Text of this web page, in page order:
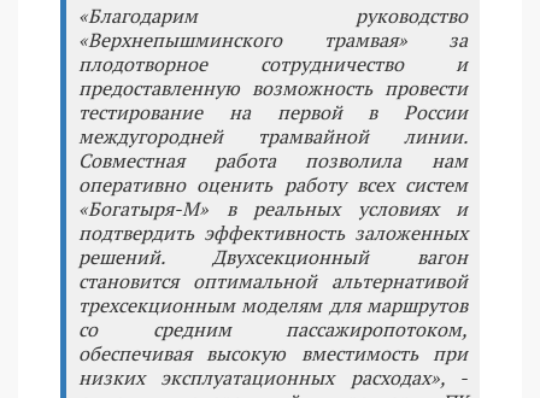
«Благодарим руководство
«Верхнепышминского трамвая» за
плодотворное сотрудничество и
предоставленную возможность провести
тестирование на первой в России
междугородней трамвайной линии.
Совместная работа позволила нам
оперативно оценить работу всех систем
«Богатыря-М» в реальных условиях и
подтвердить эффективность заложенных
решений. Двухсекционный вагон
становится оптимальной альтернативой
трехсекционным моделям для маршрутов
со средним пассажиропотоком,
обеспечивая высокую вместимость при
низких эксплуатационных расходах», -